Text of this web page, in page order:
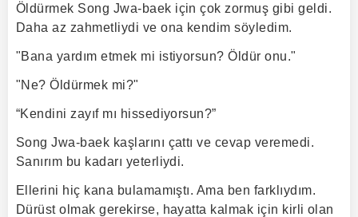
Öldürmek Song Jwa-baek için çok zormuş gibi geldi.
Daha az zahmetliydi ve ona kendim söyledim.
"Bana yardım etmek mi istiyorsun? Öldür onu."
"Ne? Öldürmek mi?"
“Kendini zayıf mı hissediyorsun?”
Song Jwa-baek kaşlarını çattı ve cevap veremedi.
Sanırım bu kadarı yeterliydi.
Ellerini hiç kana bulamamıştı. Ama ben farklıydım.
Dürüst olmak gerekirse, hayatta kalmak için kirli olan